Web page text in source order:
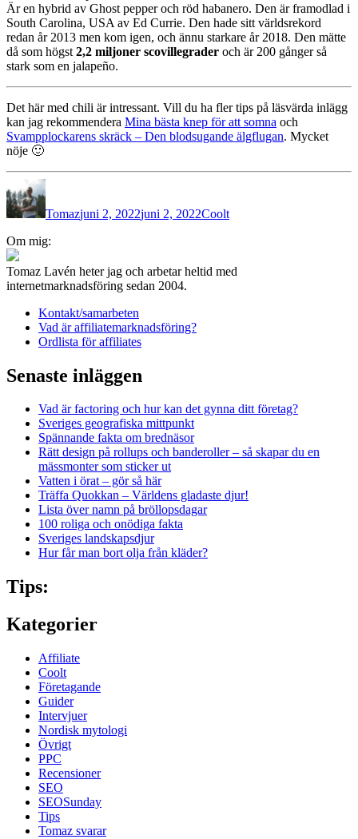
Är en hybrid av Ghost pepper och röd habanero. Den är framodlad i
South Carolina, USA av Ed Currie. Den hade sitt världsrekord
redan år 2013 men kom igen, och ännu starkare år 2018. Den mätte
då som högst 2,2 miljoner scovillegrader och är 200 gånger så
stark som en jalapeño.
Det här med chili är intressant. Vill du ha fler tips på läsvärda inlägg
kan jag rekommendera Mina bästa knep för att somna och
Svampplockarens skräck – Den blodsugande älgflugan. Mycket
nöje 🙂
Författare
Tomazjuni 2, 2022juni 2, 2022Coolt
Om mig:
Tomaz Lavén heter jag och arbetar heltid med
internetmarknadsföring sedan 2004.
Kontakt/samarbeten
Vad är affiliatemarknadsföring?
Ordlista för affiliates
Senaste inläggen
Vad är factoring och hur kan det gynna ditt företag?
Sveriges geografiska mittpunkt
Spännande fakta om brednäsor
Rätt design på rollups och banderoller – så skapar du en
mässmonter som sticker ut
Vatten i örat – gör så här
Träffa Quokkan – Världens gladaste djur!
Lista över namn på bröllopsdagar
100 roliga och onödiga fakta
Sveriges landskapsdjur
Hur får man bort olja från kläder?
Tips:
Kategorier
Affiliate
Coolt
Företagande
Guider
Intervjuer
Nordisk mytologi
Övrigt
PPC
Recensioner
SEO
SEOSunday
Tips
Tomaz svarar